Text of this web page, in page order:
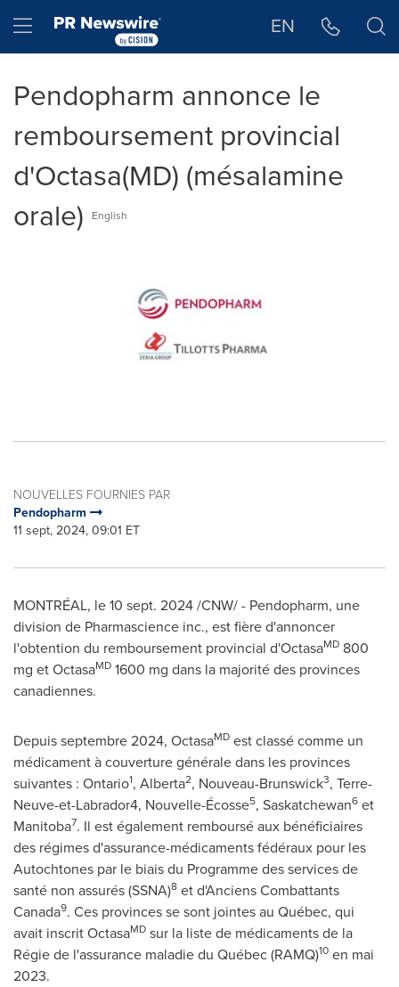
Hamburger menu EN
Pendopharm annonce le
remboursement provincial
d'Octasa(MD) (mésalamine
orale)
English
NOUVELLES FOURNIES PAR
Pendopharm
11 sept, 2024, 09:01 ET
MONTRÉAL, le10 sept. 2024/CNW/ - Pendopharm, une
division de Pharmascience inc., est fière d'annoncer
l'obtention du remboursement provincial d'OctasaMD 800
mg et OctasaMD 1600 mg dans la majorité des provinces
canadiennes.
Depuis septembre 2024, OctasaMD est classé comme un
médicament à couverture générale dans les provinces
suivantes : Ontario1, Alberta2, Nouveau-Brunswick3, Terre-
Neuve-et-Labrador4, Nouvelle-Écosse5, Saskatchewan6 et
Manitoba7. Il est également remboursé aux bénéficiaires
des régimes d'assurance-médicaments fédéraux pour les
Autochtones par le biais du Programme des services de
santé non assurés (SSNA)8 et d'Anciens Combattants
Canada9. Ces provinces se sont jointes au Québec, qui
avait inscrit OctasaMD sur la liste de médicaments de la
Régie de l'assurance maladie du Québec (RAMQ)10 en mai
2023.